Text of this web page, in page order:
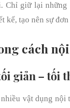
giữ lại những
kế, tạo nên sự
cách
giản – tối
vật dụng